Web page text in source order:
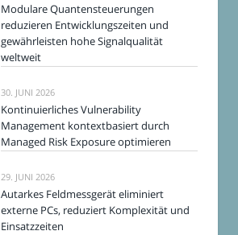
Modulare Quantensteuerungen
reduzieren Entwicklungszeiten und
gewährleisten hohe Signalqualität
weltweit
30. JUNI 2026
Kontinuierliches Vulnerability
Management kontextbasiert durch
Managed Risk Exposure optimieren
29. JUNI 2026
Autarkes Feldmessgerät eliminiert
externe PCs, reduziert Komplexität und
Einsatzzeiten